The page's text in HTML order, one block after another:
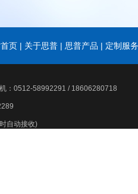
页| 关于思普| 思普产品 | 定制服务
0512-58992291 / 18606280718
自动接收)